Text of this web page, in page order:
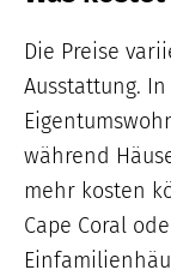
Die Preise
Ausstattung.
während
mehr kosten
Cape Coral